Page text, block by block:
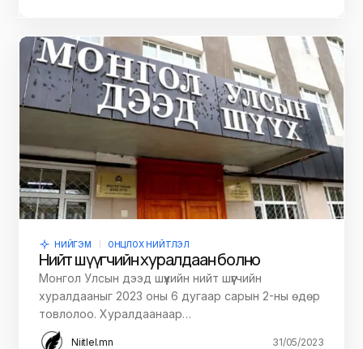
НИЙГЭМ ОНЦЛОХ НИЙТЛЭЛ
Нийт шүүгчийн хуралдаан болно
Монгол Улсын дээд шүүхийн нийт шүүгчийн
хуралдааныг 2023 оны 6 дугаар сарын 2-ны өдөр
товлолоо. Хуралдаанаар…
Niitlel.mn 31/05/2023